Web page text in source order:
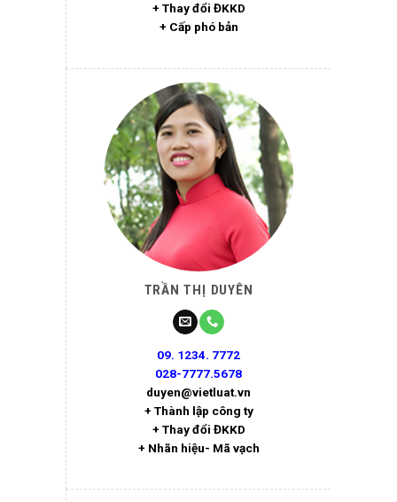
+ Thay đổi ĐKKD
+ Cấp phó bản
TRẦN THỊ DUYÊN
09. 1234. 7772
028-7777.5678
duyen@vietluat.vn
+ Thành lập công ty
+ Thay đổi ĐKKD
+ Nhãn hiệu- Mã vạch